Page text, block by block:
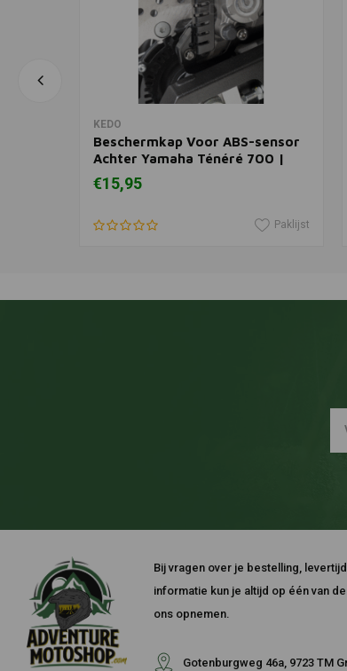
KEDO
Beschermkap Voor ABS-sensor
Achter Yamaha Ténéré 700 |
Zwart
€15,95
Paklijst
Bij vragen over je bestelling,
informatie kun je altijd op één van
ons opnemen.
Gotenburgweg 46a, 9723 TM